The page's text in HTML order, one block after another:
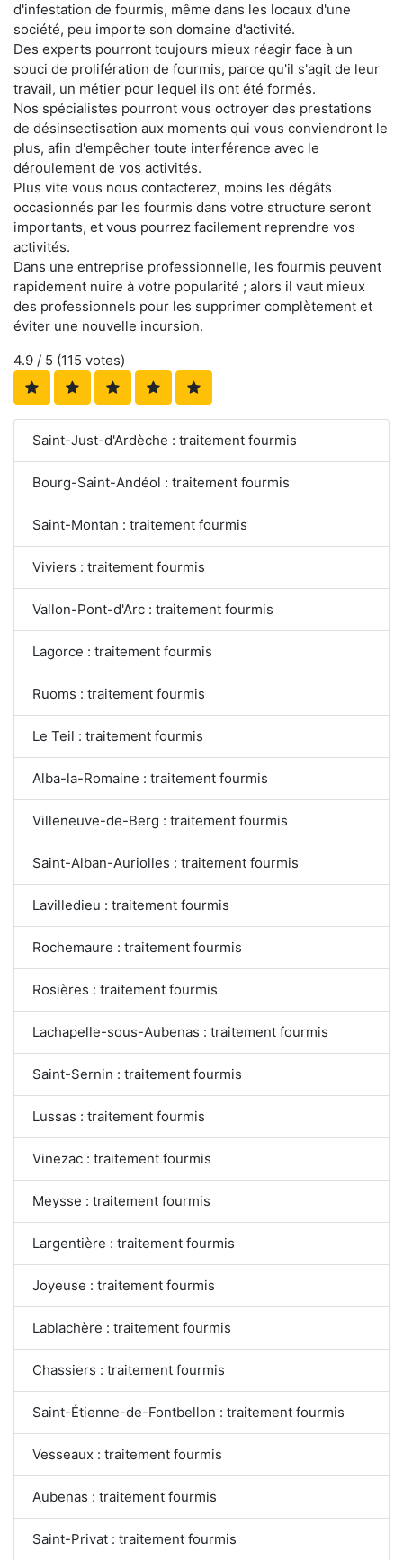
d'infestation de fourmis, même dans les locaux d'une
société, peu importe son domaine d'activité.
Des experts pourront toujours mieux réagir face à un
souci de prolifération de fourmis, parce qu'il s'agit de leur
travail, un métier pour lequel ils ont été formés.
Nos spécialistes pourront vous octroyer des prestations
de désinsectisation aux moments qui vous conviendront le
plus, afin d'empêcher toute interférence avec le
déroulement de vos activités.
Plus vite vous nous contacterez, moins les dégâts
occasionnés par les fourmis dans votre structure seront
importants, et vous pourrez facilement reprendre vos
activités.
Dans une entreprise professionnelle, les fourmis peuvent
rapidement nuire à votre popularité ; alors il vaut mieux
des professionnels pour les supprimer complètement et
éviter une nouvelle incursion.
4.9 / 5 (115 votes)
Saint-Just-d'Ardèche : traitement fourmis
Bourg-Saint-Andéol : traitement fourmis
Saint-Montan : traitement fourmis
Viviers : traitement fourmis
Vallon-Pont-d'Arc : traitement fourmis
Lagorce : traitement fourmis
Ruoms : traitement fourmis
Le Teil : traitement fourmis
Alba-la-Romaine : traitement fourmis
Villeneuve-de-Berg : traitement fourmis
Saint-Alban-Auriolles : traitement fourmis
Lavilledieu : traitement fourmis
Rochemaure : traitement fourmis
Rosières : traitement fourmis
Lachapelle-sous-Aubenas : traitement fourmis
Saint-Sernin : traitement fourmis
Lussas : traitement fourmis
Vinezac : traitement fourmis
Meysse : traitement fourmis
Largentière : traitement fourmis
Joyeuse : traitement fourmis
Lablachère : traitement fourmis
Chassiers : traitement fourmis
Saint-Étienne-de-Fontbellon : traitement fourmis
Vesseaux : traitement fourmis
Aubenas : traitement fourmis
Saint-Privat : traitement fourmis